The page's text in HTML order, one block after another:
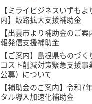
【ミライビジネスいずも
内】販路拡大支援補助金
【出雲市より補助金のご
報発信支援補助金
【ご案内】島根県ものづ
コスト削減対策緊急支援事
公募）について
【補助金のご案内】令和7
タル導入加速化補助金